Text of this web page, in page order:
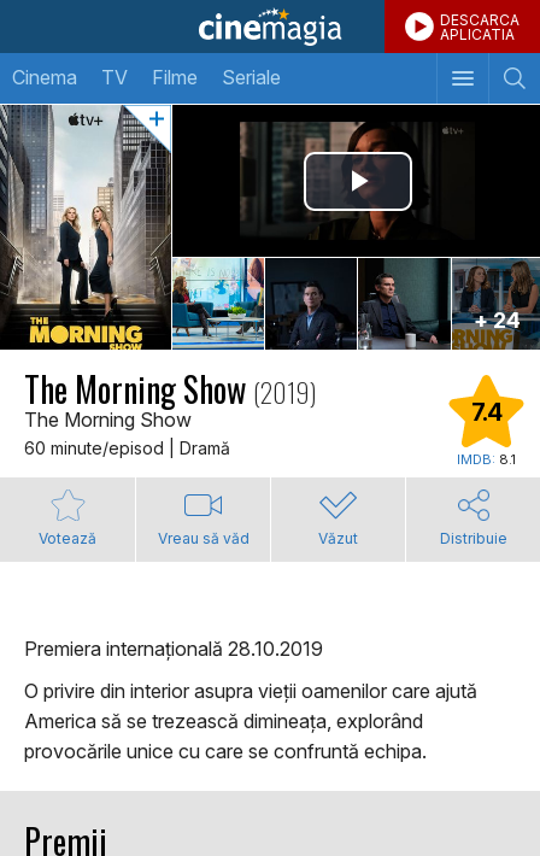
DESCARCA
APLICATIA
Cinema TV Filme Seriale
+ 24
The Morning Show (2019)
The Morning Show
60 minute/episod | Dramă
7.4
IMDB: 8.1
Votează Vreau să văd Văzut Distribuie
Premiera internațională 28.10.2019
O privire din interior asupra vieții oamenilor care ajută
America să se trezească dimineața, explorând
provocările unice cu care se confruntă echipa.
Premii